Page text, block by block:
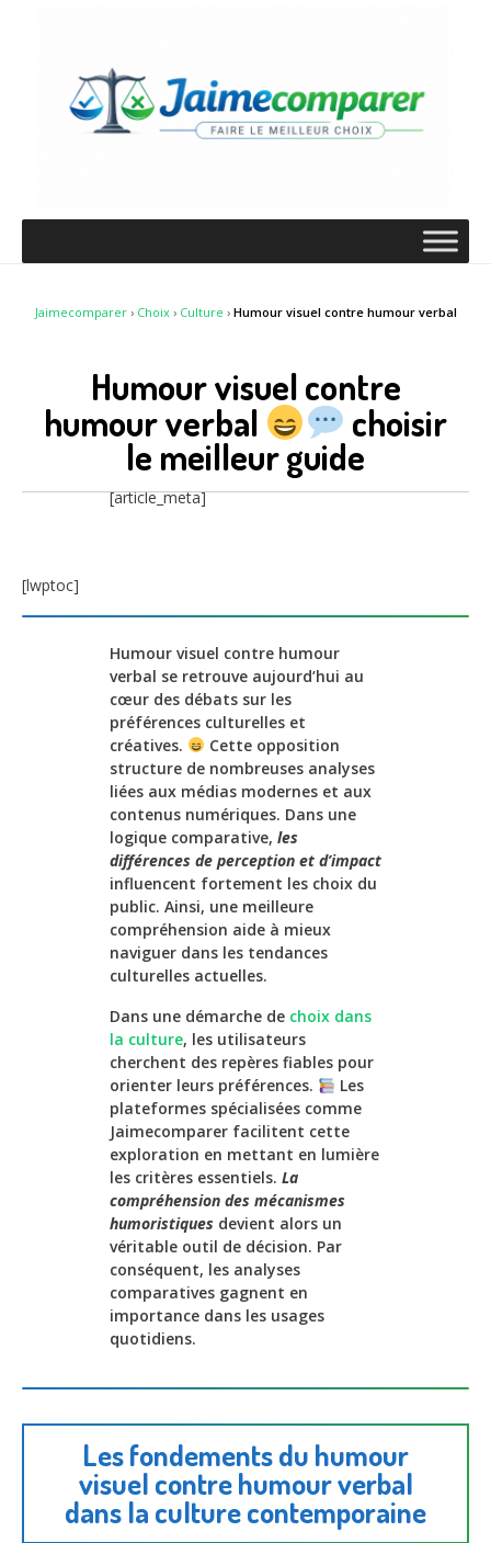
Jaimecomparer› Choix› Culture › Humour visuel contre humour verbal
Humour visuel contre
humour verbal
choisir
le meilleur guide
[article_meta]
[lwptoc]
Humour visuel contre humour
verbal se retrouve aujourd’hui au
cœur des débats sur les
préférences culturelles et
créatives.
Cette opposition
structure de nombreuses analyses
liées aux médias modernes et aux
contenus numériques. Dans une
logique comparative, les
différences de perception et d’impact
influencent fortement les choix du
public. Ainsi, une meilleure
compréhension aide à mieux
naviguer dans les tendances
culturelles actuelles.
Dans une démarche de choix dans
la culture, les utilisateurs
cherchent des repères fiables pour
orienter leurs préférences.
Les
plateformes spécialisées comme
Jaimecomparer facilitent cette
exploration en mettant en lumière
les critères essentiels. La
compréhension des mécanismes
humoristiques devient alors un
véritable outil de décision. Par
conséquent, les analyses
comparatives gagnent en
importance dans les usages
quotidiens.
Les fondements du humour
visuel contre humour verbal
dans la culture contemporaine